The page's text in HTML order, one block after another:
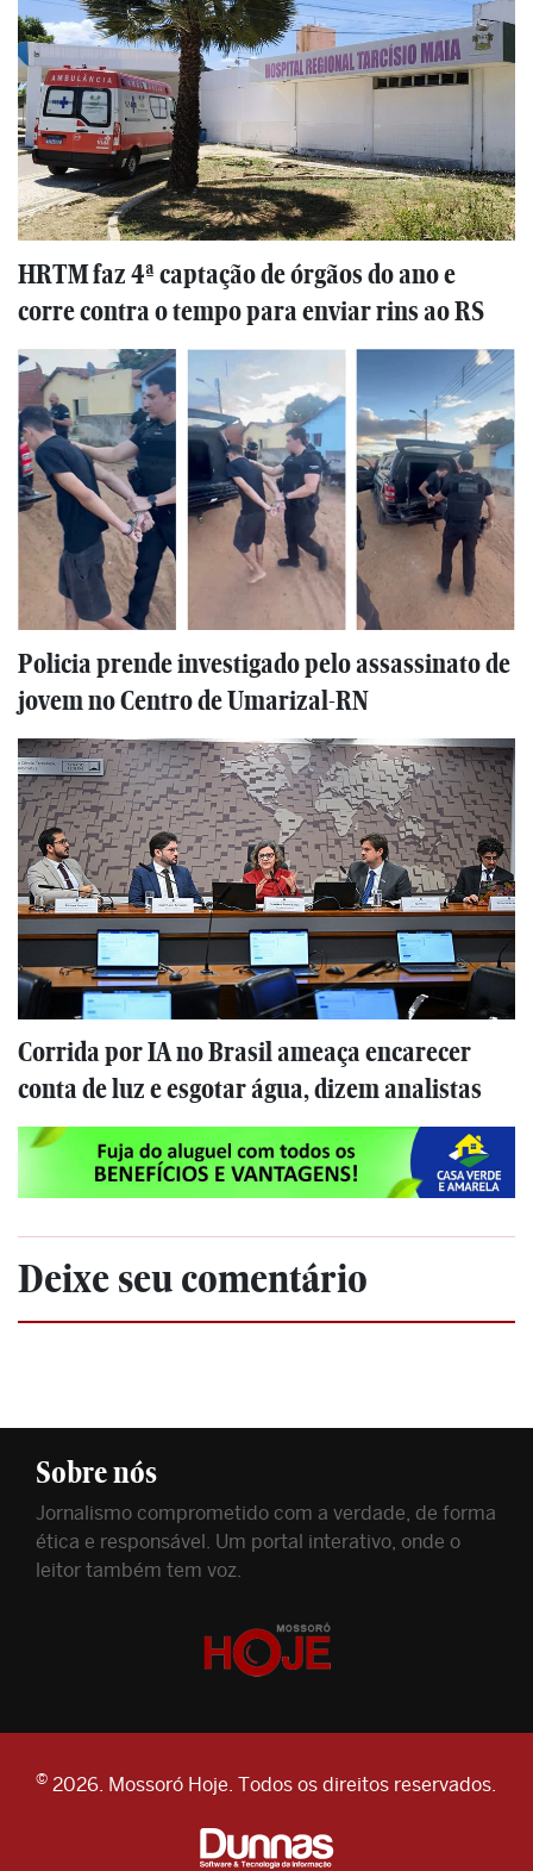
HRTM faz 4ª captação de órgãos do ano e
corre contra o tempo para enviar rins ao RS
Policia prende investigado pelo assassinato de
jovem no Centro de Umarizal-RN
Corrida por IA no Brasil ameaça encarecer
conta de luz e esgotar água, dizem analistas
Deixe seu comentário
Sobre nós
Jornalismo comprometido com a verdade, de forma
ética e responsável. Um portal interativo, onde o
leitor também tem voz.
© 2026. Mossoró Hoje. Todos os direitos reservados.